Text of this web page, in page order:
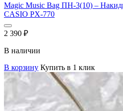
Magic Music Bag ПН-3(10) –
CASIO PX-770
2 390 ₽
В наличии
В корзину Купить в 1 клик